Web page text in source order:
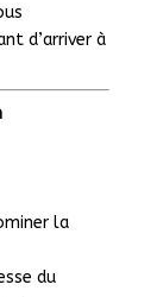
d’arriver à
la
du